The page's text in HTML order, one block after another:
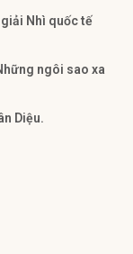
Nhì quốc tế
ngôi sao xa
Diệu.